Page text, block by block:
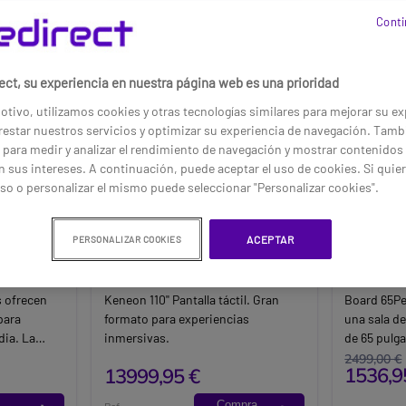
plana
ofrecen
La
múltiples
Keneon 110'' Pantalla táctil
Keneon 110'' Pantalla táctil. Gran
formato para experiencias
inmersivas.
13999,95 €
táctil
65
Board
una sala
de 65
contacto.
2499,00 €
su experiencia en nuestra página web es una prioridad
utilizamos cookies y otras tecnologías similares para mejorar su
nuestros servicios y optimizar su experiencia de navegación.
medir y analizar el rendimiento de navegación y mostrar contenidos
sus intereses. A continuación, puede aceptar el uso de cookies. Si
o personalizar el mismo puede seleccionar "Personalizar cookies".
PERSONALIZAR COOKIES ACEPTAR